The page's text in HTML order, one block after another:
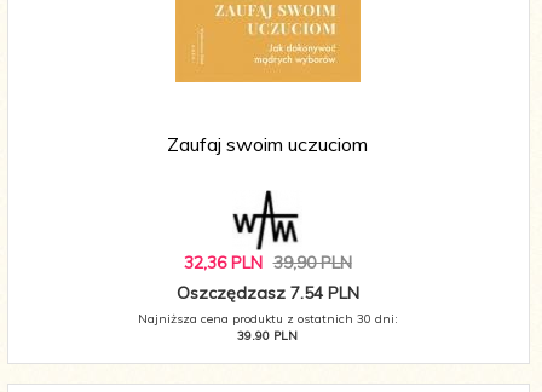
Zaufaj swoim uczuciom
32,36 PLN 39,90 PLN
Oszczędzasz 7.54 PLN
Najniższa cena produktu z ostatnich 30 dni:
39.90 PLN